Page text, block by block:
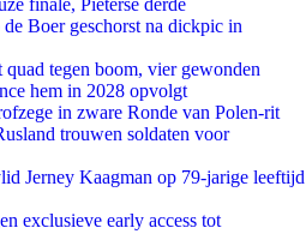
finale, Pieterse derde
Boer geschorst na dickpic in
tegen boom, vier gewonden
hem in 2028 opvolgt
in zware Ronde van Polen-rit
trouwen soldaten voor
Jerney Kaagman op 79-jarige leeftijd
exclusieve early access tot